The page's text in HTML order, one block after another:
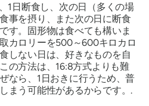
1日断食し、次の日（多くの場
事を摂り、また次の日に断食
す。固形物は食べても構いま
カロリーを500～600キロカロ
しない日は、好きなものを自
の方法は、16:8方式よりも難
なら、1日おきに行うため、普
まう可能性があるからです。.